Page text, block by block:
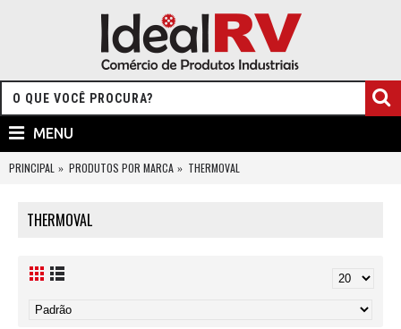
MENU
PRINCIPAL PRODUTOS POR MARCA THERMOVAL
THERMOVAL